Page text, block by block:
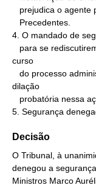
4. O mandado de
curso
dilação
5. Segurança
Decisão
O Tribunal, à
denegou a
Ministros Marco